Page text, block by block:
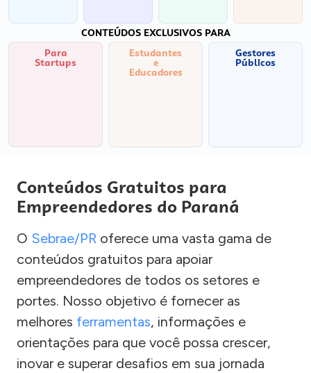
CONTEÚDOS EXCLUSIVOS PARA
Para
Startups
Estudantes
e
Educadores
Gestores
Públicos
Conteúdos Gratuitos para
Empreendedores do Paraná
O Sebrae/PR oferece uma vasta gama de
conteúdos gratuitos para apoiar
empreendedores de todos os setores e
portes. Nosso objetivo é fornecer as
melhores ferramentas, informações e
orientações para que você possa crescer,
inovar e superar desafios em sua jornada